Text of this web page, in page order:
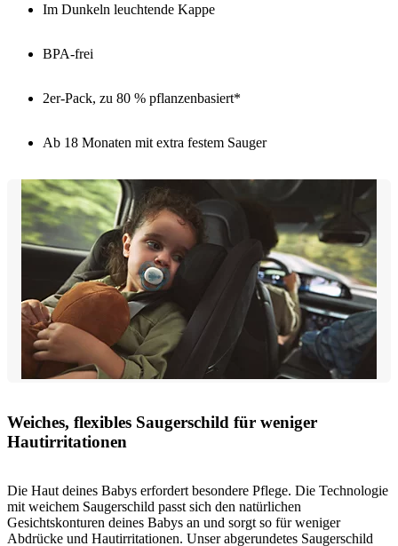
Im Dunkeln leuchtende Kappe
BPA-frei
2er-Pack, zu 80 % pflanzenbasiert*
Ab 18 Monaten mit extra festem Sauger
Weiches, flexibles Saugerschild für weniger
Hautirritationen
Die Haut deines Babys erfordert besondere Pflege. Die Technologie
mit weichem Saugerschild passt sich den natürlichen
Gesichtskonturen deines Babys an und sorgt so für weniger
Abdrücke und Hautirritationen. Unser abgerundetes Saugerschild